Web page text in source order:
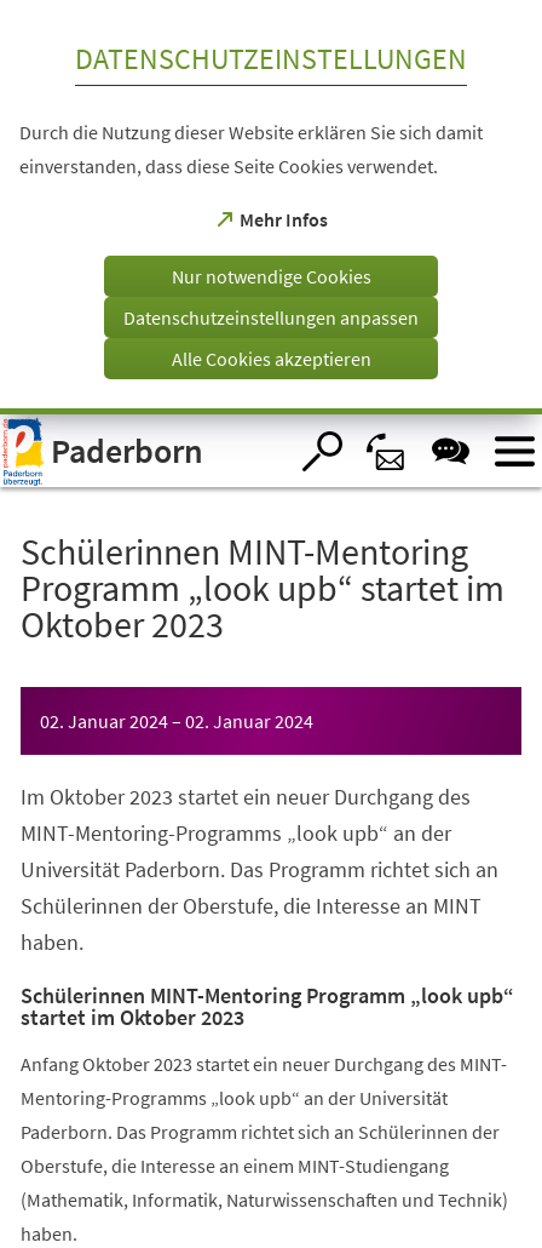
Visuelle
Assistenzsoftware
öffnen.
DATENSCHUTZEINSTELLUNGEN
Durch die Nutzung dieser Website erklären Sie sich damit
einverstanden, dass diese Seite Cookies verwendet.
Mehr Infos
(Öffnet
einem
Tab)
Nur notwendige Cookies
Datenschutzeinstellungen anpassen
Alle Cookies akzeptieren
Paderborn
Schülerinnen MINT-Mentoring
Programm „look upb“ startet im
Oktober 2023
02. Januar 2024– 02. Januar 2024
Im Oktober 2023 startet ein neuer Durchgang des
MINT-Mentoring-Programms „look upb“ an der
Universität Paderborn. Das Programm richtet sich an
Schülerinnen der Oberstufe, die Interesse an MINT
haben.
Schülerinnen MINT-Mentoring Programm „look upb“
startet im Oktober 2023
Anfang Oktober 2023 startet ein neuer Durchgang des MINT-
Mentoring-Programms „look upb“ an der Universität
Paderborn. Das Programm richtet sich an Schülerinnen der
Oberstufe, die Interesse an einem MINT-Studiengang
(Mathematik, Informatik, Naturwissenschaften und Technik)
haben.